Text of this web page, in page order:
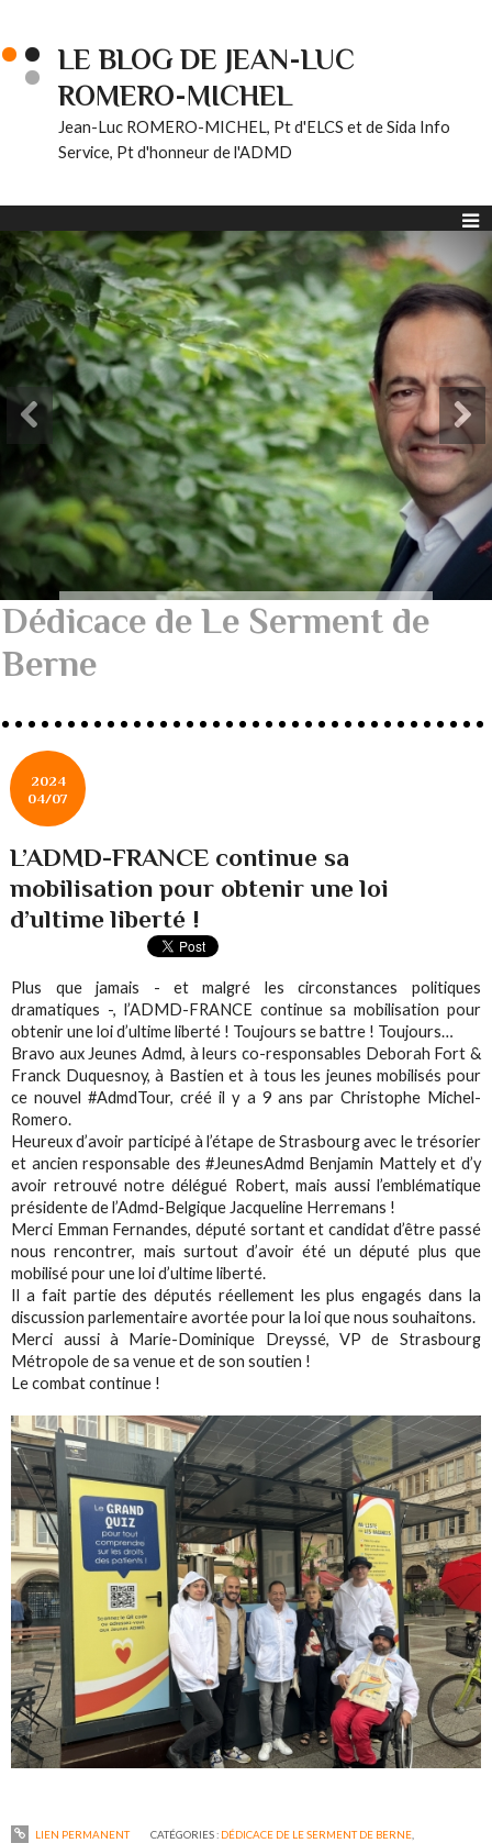
LE BLOG DE JEAN-LUC
ROMERO-MICHEL
Jean-Luc ROMERO-MICHEL, Pt d'ELCS et de Sida Info
Service, Pt d'honneur de l'ADMD
Dédicace de Le Serment de
Berne
2024
04/07
L’ADMD-FRANCE continue sa
mobilisation pour obtenir une loi
d’ultime liberté !
Plus que jamais - et malgré les circonstances politiques
dramatiques -, l’ADMD-FRANCE continue sa mobilisation pour
obtenir une loi d’ultime liberté ! Toujours se battre ! Toujours…
Bravo aux Jeunes Admd, à leurs co-responsables Deborah Fort &
Franck Duquesnoy, à Bastien et à tous les jeunes mobilisés pour
ce nouvel #AdmdTour, créé il y a 9 ans par Christophe Michel-
Romero.
Heureux d’avoir participé à l’étape de Strasbourg avec le trésorier
et ancien responsable des #JeunesAdmd Benjamin Mattely et d’y
avoir retrouvé notre délégué Robert, mais aussi l’emblématique
présidente de l’Admd-Belgique Jacqueline Herremans !
Merci Emman Fernandes, député sortant et candidat d’être passé
nous rencontrer, mais surtout d’avoir été un député plus que
mobilisé pour une loi d’ultime liberté.
Il a fait partie des députés réellement les plus engagés dans la
discussion parlementaire avortée pour la loi que nous souhaitons.
Merci aussi à Marie-Dominique Dreyssé, VP de Strasbourg
Métropole de sa venue et de son soutien !
Le combat continue !
LIEN PERMANENT CATÉGORIES : DÉDICACE DE LE SERMENT DE BERNE,